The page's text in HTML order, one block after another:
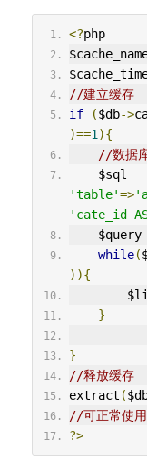
<?php
//建立缓存
if
($db->
)==1 ){
//数据
'table'=>
'cate_id
while(
)){
}
}
//释放缓存
extract (
//可正常使
?>